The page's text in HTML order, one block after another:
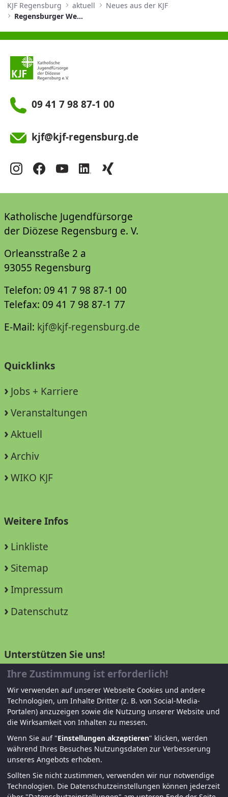
KJF Regensburg aktuell
Neues aus der KJF
Regensburger Weihnachtssingen 2025
09 41 7 98 87-1 00
kjf@kjf-regensburg.de
Katholische Jugendfürsorge
der Diözese Regensburg e. V.
Orleansstraße 2 a
93055 Regensburg
Telefon: 09 41 7 98 87-1 00
Telefax: 09 41 7 98 87-1 77
E-Mail: kjf@kjf-regensburg.de
Quicklinks
Jobs + Karriere
Veranstaltungen
Aktuell
Archiv
WIKO KJF
Weitere Infos
Linkliste
Sitemap
Impressum
Datenschutz
Unterstützen Sie uns!
Mitglied werden
Spenden und helfen
Ihre Zustimmung ist erforderlich!
Wir verwenden auf unserer Webseite Cookies und andere
Technologien, um Inhalte Dritter (z. B. von Social-Media-
Portalen) anzuzeigen sowie die Nutzung unserer Website und
die Wirksamkeit von Inhalten zu messen.
Wenn Sie auf "Einstellungen akzeptieren" klicken, werden
während Ihres Besuches Nutzungsdaten zur Verbesserung
unseres Angebots erhoben.
Sollten Sie nicht zustimmen, verwenden wir nur notwendige
Technologien. Die Datenschutzeinstellungen können jederzeit